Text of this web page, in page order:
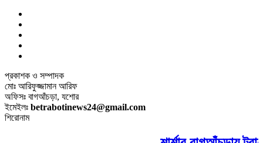
প্রকাশক ও সম্পাদক
মোঃ আরিফুজ্জামান আরিফ
অফিসঃ বাগআঁচড়া, যশোর
ইমেইলঃ betrabotinews24@gmail.com
শিরোনাম